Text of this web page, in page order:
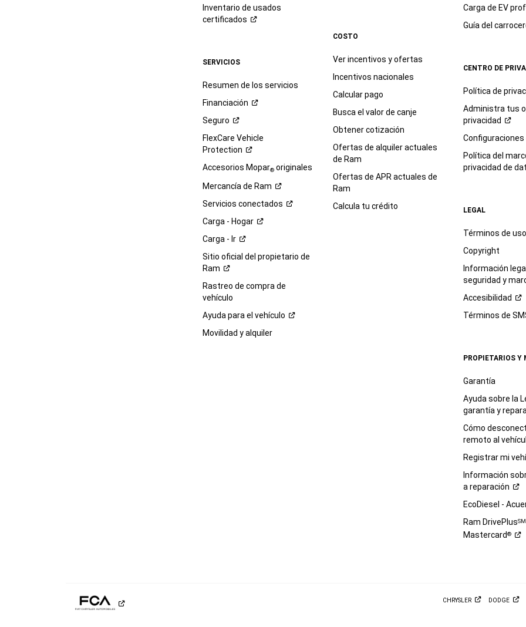
Inventario de usados
certificados
SERVICIOS
Resumen de los servicios
Financiación
Seguro
FlexCare Vehicle
Protection
Accesorios Mopar®originales
Mercancía de Ram
Servicios conectados
Carga - Hogar
Carga - Ir
Sitio oficial del propietario de
Ram
Rastreo de compra de
vehículo
Ayuda para el vehículo
Movilidad y alquiler
COSTO
Ver incentivos y ofertas
Incentivos nacionales
Calcular pago
Busca el valor de canje
Obtener cotización
Ofertas de alquiler actuales
de Ram
Ofertas de APR actuales de
Ram
Calcula tu crédito
Carga de EV
Guía del
CENTRO DE
Política de
Administra tus
privacidad
Configuraciones
Política del
privacidad de
LEGAL
Términos de uso
Copyright
Información
seguridad y
Accesibilidad
Términos de
PROPIETARIOS Y
Garantía
Ayuda sobre la
garantía y
Cómo
remoto al
Registrar mi
Información
areparación
EcoDiesel -
Ram DrivePlusSM
Mastercard®
CHRYSLER DODGE